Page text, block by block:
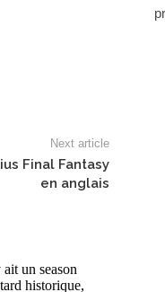
Next article
Final Fantasy
en anglais